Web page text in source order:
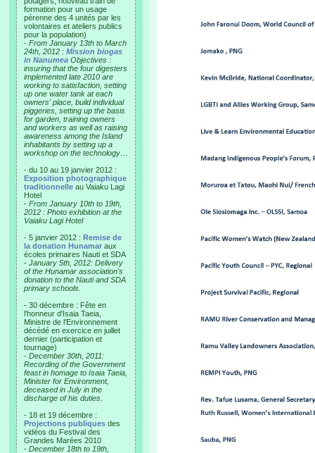
formation pour un usage
pérenne des 4 unités par les
volontaires et ateliers publics
pour la population)
- From January 13th to March
24th, 2012 : Mission biogas
in Nanumea Objectives :
insuring that the four digesters
implemented late 2010 are
working to satisfaction, setting
up one water tank at each
owners' place, build individual
piggeries, setting up the basis
for garden, training owners
and workers as well as raising
awareness among the Island
inhabitants by setting up a
workshop on the technology…
- du 10 au 19 janvier 2012 :
Exposition photographique
traditionnelle au Vaiaku Lagi
Hotel
- From January 10th to 19th,
2012 : Photo exhibition at the
Vaiaku Lagi Hotel
- 5 janvier 2012 : Remise de
la donation Hunamar aux
écoles primaires Nauti et SDA
- January 5th, 2012: Delivery
of the Hunamar association's
donation to the Nauti and SDA
primary schools.
- 30 décembre : Fête en
l'honneur d'Isaia Taeia,
Ministre de l'Environnement
décédé en exercice en juillet
dernier (participation et
tournage)
- December 30th, 2011:
Recording of the Government
feast in homage to Isaia Taeia,
Minister for Environment,
deceased in July in the
discharge of his duties.
- 18 et 19 décembre :
Projections publiques des
vidéos du Festival des
Grandes Marées 2010
- December 18th to 19th,